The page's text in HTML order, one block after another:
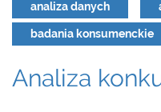
analiza danych
badania konsumenckie
Analiza